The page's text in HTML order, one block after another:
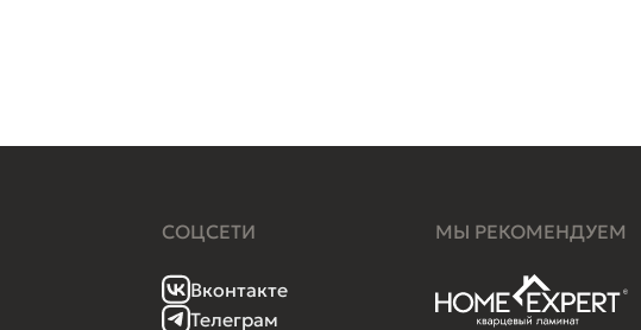
СОЦСЕТИ
Вконтакте
Телеграм
МЫ РЕКОМЕНДУЕМ